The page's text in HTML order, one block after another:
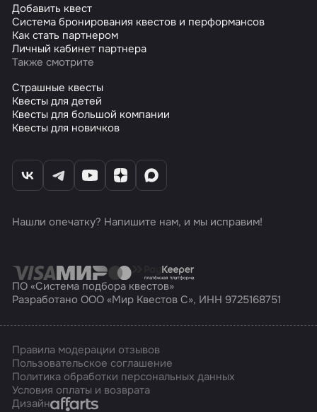
Добавить квест
Система бронирования квестов и перформансов
Как стать партнером
Личный кабинет партнера
Также смотрите
Страшные квесты
Квесты для детей
Квесты для большой компании
Квесты для новичков
Нашли опечатку? Напишите нам, и мы исправим!
ПО «Система подбора квестов»
Разработано ООО «Мир Квестов С», ИНН 9725168751
Правила модерации отзывов
Пользовательское соглашение
Политика обработки персональных данных
Условия оплаты и возврата
ДизайнAffarts